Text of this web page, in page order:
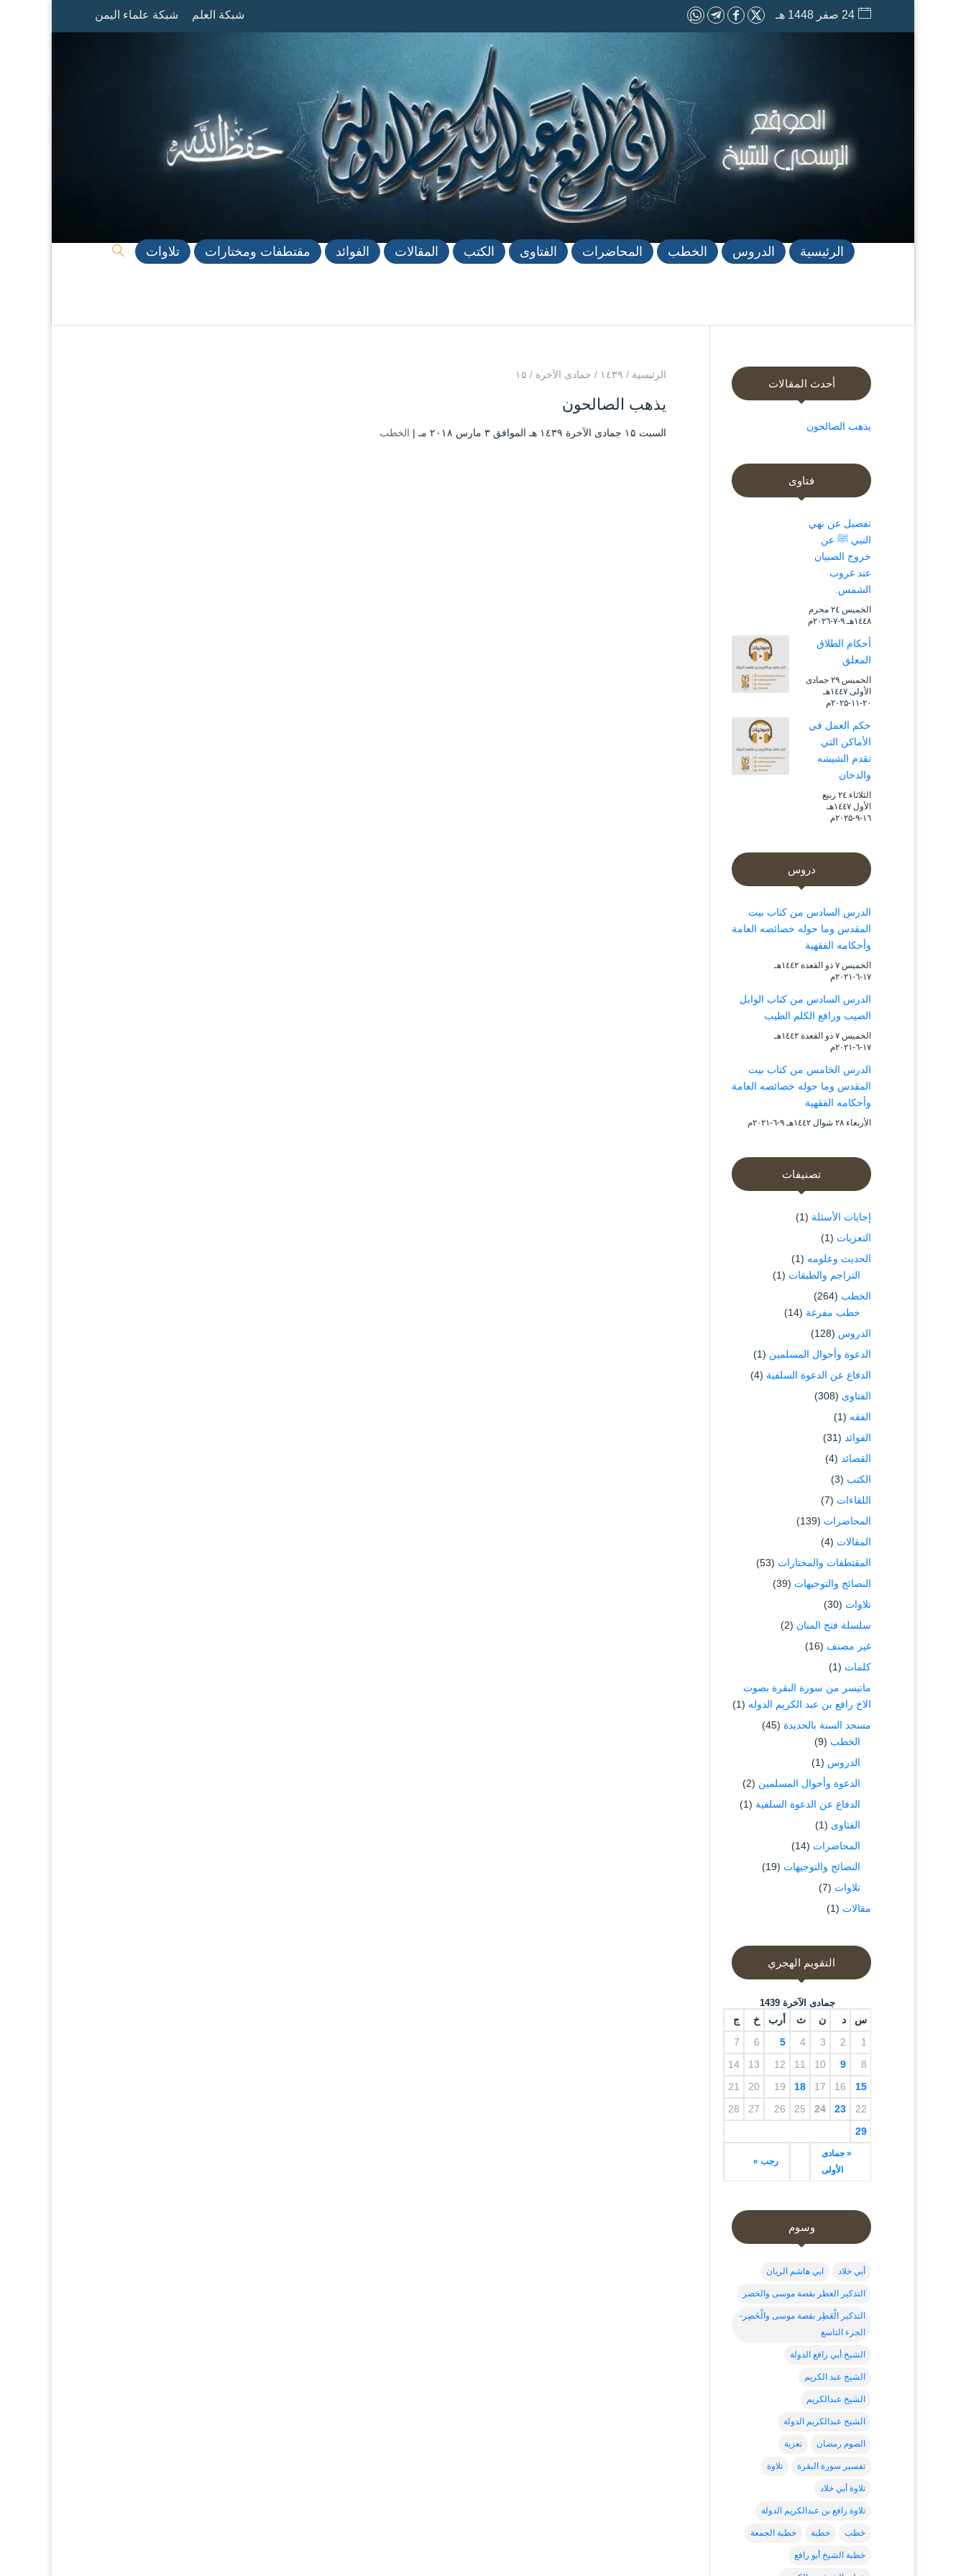
24 صفر 1448 هـ شبكة العلم شبكة علماء اليمن
الرئيسية الدروس الخطب المحاضرات الفتاوى الكتب المقالات الفوائد مقتطفات ومختارات تلاوات
الرئيسية / ۱٤۳۹ / جمادى الآخرة / ۱۵
يذهب الصالحون
السبت ۱۵ جمادى الآخرة ۱٤۳۹ هـ الموافق ۳ مارس ۲۰۱۸ مـ | الخطب
أحدث المقالات
يذهب الصالحون
فتاوى
تفصيل عن نهي
النبي ﷺ عن
خروج الصبيان
عند غروب
الشمس.
الخميس ۲٤ محرم
۱٤٤۸هـ ۹-۷-۲۰۲٦م
أحكام الطلاق
المعلق
الخميس ۲۹ جمادى
الأولى ۱٤٤۷هـ
۲۰-۱۱-۲۰۲۵م
حكم العمل في
الأماكن التي
تقدم الشيشه
والدخان
الثلاثاء ۲٤ ربيع
الأول ۱٤٤۷هـ
۱٦-۹-۲۰۲۵م
دروس
الدرس السادس من كتاب بيت
المقدس وما حوله خصائصه العامة
وأحكامه الفقهية
الخميس ۷ ذو القعدة ۱٤٤۲هـ
۱۷-٦-۲۰۲۱م
الدرس السادس من كتاب الوابل
الصيب ورافع الكلم الطيب
الخميس ۷ ذو القعدة ۱٤٤۲هـ
۱۷-٦-۲۰۲۱م
الدرس الخامس من كتاب بيت
المقدس وما حوله خصائصه العامة
وأحكامه الفقهية
الأربعاء ۲۸ شوال ۱٤٤۲هـ ۹-٦-۲۰۲۱م
تصنيفات
إجابات الأسئلة (1)
التعزيات (1)
الحديث وعلومه (1)
التراجم والطبقات (1)
الخطب (264)
خطب مفرغة (14)
الدروس (128)
الدعوة وأحوال المسلمين (1)
الدفاع عن الدعوة السلفية (4)
الفتاوى (308)
الفقه (1)
الفوائد (31)
القصائد (4)
الكتب (3)
اللقاءات (7)
المحاضرات (139)
المقالات (4)
المقتطفات والمختارات (53)
النصائح والتوجيهات (39)
تلاوات (30)
سلسلة فتح المنان (2)
غير مصنف (16)
كلمات (1)
ماتيسر من سورة البقرة بصوت
الاخ رافع بن عبد الكريم الدوله (1)
مسجد السنة بالحديدة (45)
الخطب (9)
الدروس (1)
الدعوة وأحوال المسلمين (2)
الدفاع عن الدعوة السلفية (1)
الفتاوى (1)
المحاضرات (14)
النصائح والتوجيهات (19)
تلاوات (7)
مقالات (1)
التقويم الهجري
جمادى الآخرة 1439
س د ن ث أرب خ ج
« جمادى
الأولى
رجب »
1
2
3
4
5
6
7
8
9
10
11
12
13
14
15
16
17
18
19
20
21
22
23
24
25
26
27
28
29
وسوم
أبي خلاد ابي هاشم الريان
التذكير العطر بقصة موسى والخضر
التذكير الْعَطِر بقصة موسى والْخَضِر-
الجزء التاسع
الشيخ أبي رافع الدولة
الشيخ عبد الكريم
الشيخ عبدالكريم
الشيخ عبدالكريم الدولة
الصوم رمضان تعزية
تفسير سورة البقرة تلاوة
تلاوة أبي خلاد
تلاوة رافع بن عبدالكريم الدولة
خطب خطبة خطبة الجمعة
خطبة الشيخ أبو رافع